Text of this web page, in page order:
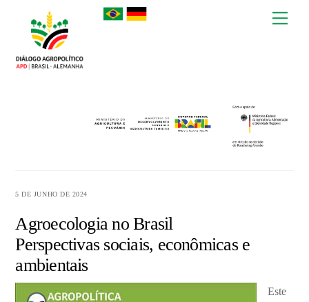
5 DE JUNHO DE 2024
Agroecologia no Brasil
Perspectivas sociais, econômicas e
ambientais
Este